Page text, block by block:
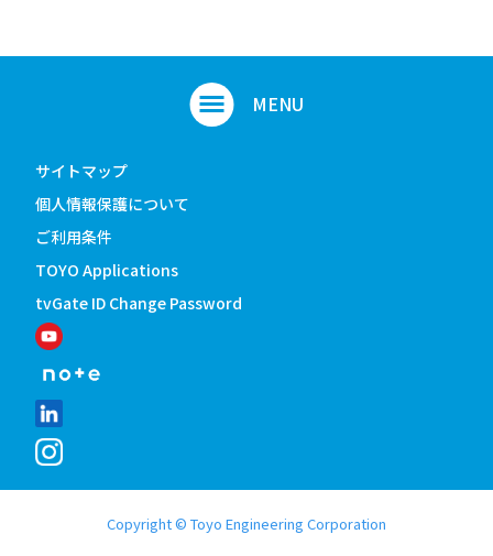
サイトマップ
個人情報保護について
ご利用条件
TOYO Applications
tvGate ID Change Password
Copyright © Toyo Engineering Corporation